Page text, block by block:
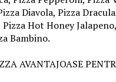
Diavola, Pizza
Hot Honey
Bambino.
AVANTAJOASE